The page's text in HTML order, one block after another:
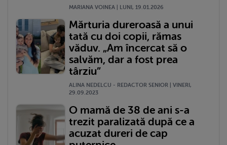
MARIANA VOINEA | LUNI, 19.01.2026
Mărturia dureroasă a unui
tată cu doi copii, rămas
văduv. „Am încercat să o
salvăm, dar a fost prea
târziu”
ALINA NEDELCU - REDACTOR SENIOR | VINERI,
29.09.2023
O mamă de 38 de ani s-a
trezit paralizată după ce a
acuzat dureri de cap